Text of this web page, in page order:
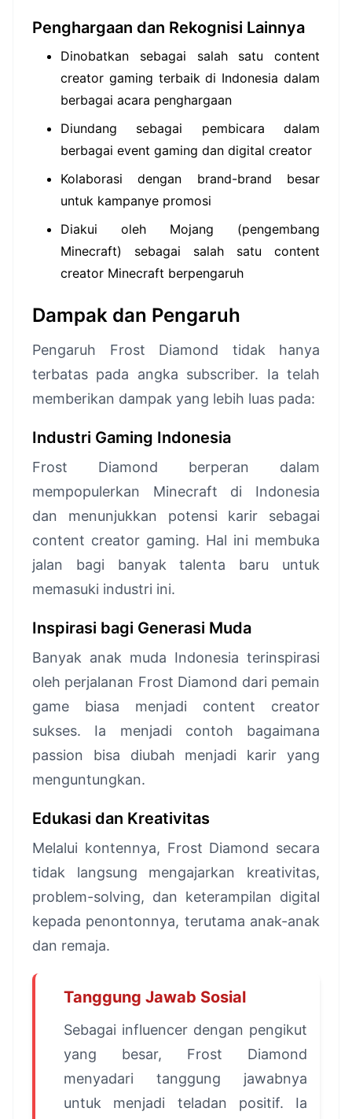
Penghargaan dan Rekognisi Lainnya
Dinobatkan sebagai salah satu content
creator gaming terbaik di Indonesia dalam
berbagai acara penghargaan
Diundang sebagai pembicara dalam
berbagai event gaming dan digital creator
Kolaborasi dengan brand-brand besar
untuk kampanye promosi
Diakui oleh Mojang (pengembang
Minecraft) sebagai salah satu content
creator Minecraft berpengaruh
Dampak dan Pengaruh
Pengaruh Frost Diamond tidak hanya
terbatas pada angka subscriber. Ia telah
memberikan dampak yang lebih luas pada:
Industri Gaming Indonesia
Frost Diamond berperan dalam
mempopulerkan Minecraft di Indonesia
dan menunjukkan potensi karir sebagai
content creator gaming. Hal ini membuka
jalan bagi banyak talenta baru untuk
memasuki industri ini.
Inspirasi bagi Generasi Muda
Banyak anak muda Indonesia terinspirasi
oleh perjalanan Frost Diamond dari pemain
game biasa menjadi content creator
sukses. Ia menjadi contoh bagaimana
passion bisa diubah menjadi karir yang
menguntungkan.
Edukasi dan Kreativitas
Melalui kontennya, Frost Diamond secara
tidak langsung mengajarkan kreativitas,
problem-solving, dan keterampilan digital
kepada penontonnya, terutama anak-anak
dan remaja.
Tanggung Jawab Sosial
Sebagai influencer dengan pengikut
yang besar, Frost Diamond
menyadari tanggung jawabnya
untuk menjadi teladan positif. Ia